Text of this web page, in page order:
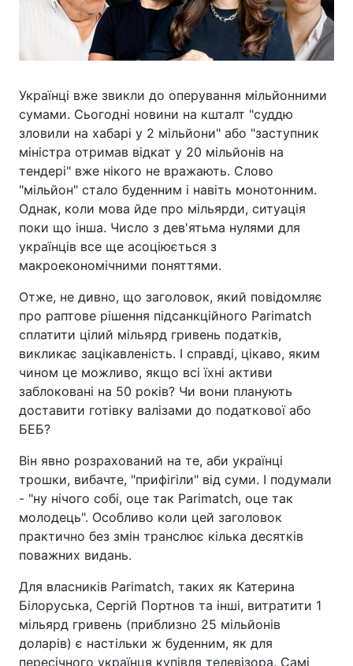
Українці вже звикли до оперування мільйонними
сумами. Сьогодні новини на кшталт "суддю
зловили на хабарі у 2 мільйони" або "заступник
міністра отримав відкат у 20 мільйонів на
тендері" вже нікого не вражають. Слово
"мільйон" стало буденним і навіть монотонним.
Однак, коли мова йде про мільярди, ситуація
поки що інша. Число з дев'ятьма нулями для
українців все ще асоціюється з
макроекономічними поняттями.
Отже, не дивно, що заголовок, який повідомляє
про раптове рішення підсанкційного Parimatch
сплатити цілий мільярд гривень податків,
викликає зацікавленість. І справді, цікаво, яким
чином це можливо, якщо всі їхні активи
заблоковані на 50 років? Чи вони планують
доставити готівку валізами до податкової або
БЕБ?
Він явно розрахований на те, аби українці
трошки, вибачте, "прифігіли" від суми. І подумали
- "ну нічого собі, оце так Parimatch, оце так
молодець". Особливо коли цей заголовок
практично без змін транслює кілька десятків
поважних видань.
Для власників Parimatch, таких як Катерина
Білоруська, Сергій Портнов та інші, витратити 1
мільярд гривень (приблизно 25 мільйонів
доларів) є настільки ж буденним, як для
пересічного українця купівля телевізора. Самі